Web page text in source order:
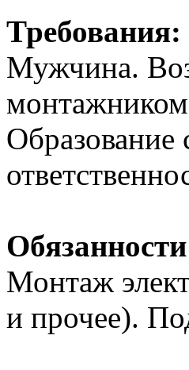
Требования:
Мужчина.
монтажником
Монтаж
и прочее).